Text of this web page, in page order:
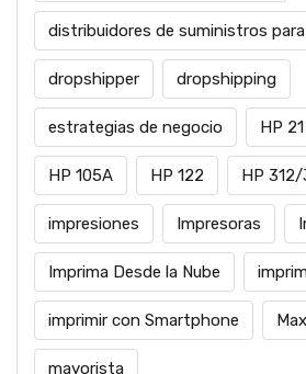
distribuidores de suministros
dropshipper dropshipping
estrategias de negocio HP 21
HP 105A HP 122 HP
impresiones Impresoras
Imprima Desde la Nube
imprimir con Smartphone
mayorista